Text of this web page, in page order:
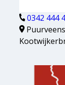
0342 444